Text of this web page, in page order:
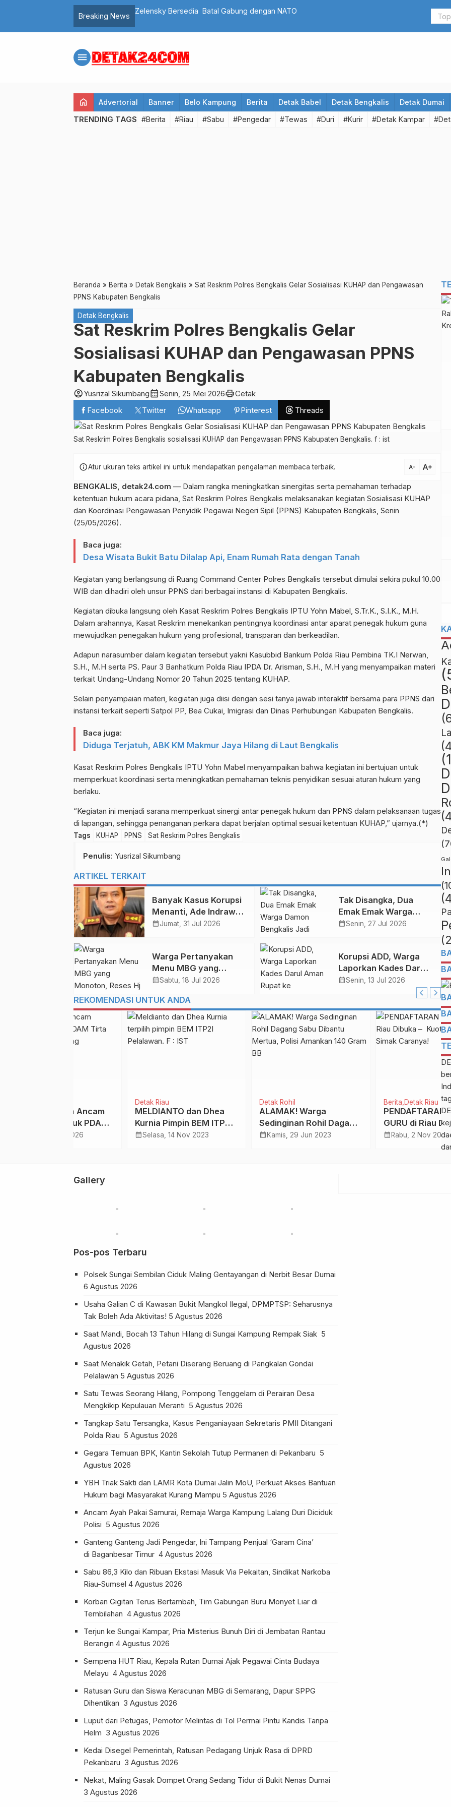
Breaking News
Zelensky Bersedia Batal Gabung dengan NATO DUH!
menu
home Advertorial Banner Belo Kampung Berita Detak Babel Detak Bengkalis Detak Dumai
TRENDING TAGS #Berita #Riau #Sabu #Pengedar #Tewas #Duri #Kurir #Detak Kampar
Beranda » Berita » Detak Bengkalis » Sat Reskrim Polres Bengkalis Gelar Sosialisasi KUHAP dan Pengawasan
PPNS Kabupaten Bengkalis
Detak Bengkalis
Sat Reskrim Polres Bengkalis Gelar
Sosialisasi KUHAP dan Pengawasan PPNS
Kabupaten Bengkalis
account_circleYusrizal Sikumbangcalendar_monthSenin, 25 Mei 2026printCetak
Facebook
Twitter Whatsapp Pinterest Threads
Sat Reskrim Polres Bengkalis sosialisasi KUHAP dan Pengawasan PPNS Kabupaten Bengkalis. f : ist
infoAtur ukuran teks artikel ini untuk mendapatkan pengalaman membaca terbaik. text_decrease text_increase
BENGKALIS, detak24.com — Dalam rangka meningkatkan sinergitas serta pemahaman terhadap
ketentuan hukum acara pidana, Sat Reskrim Polres Bengkalis melaksanakan kegiatan Sosialisasi KUHAP
dan Koordinasi Pengawasan Penyidik Pegawai Negeri Sipil (PPNS) Kabupaten Bengkalis, Senin
(25/05/2026).
Baca juga:
Desa Wisata Bukit Batu Dilalap Api, Enam Rumah Rata dengan Tanah
Kegiatan yang berlangsung di Ruang Command Center Polres Bengkalis tersebut dimulai sekira pukul 10.00
WIB dan dihadiri oleh unsur PPNS dari berbagai instansi di Kabupaten Bengkalis.
Kegiatan dibuka langsung oleh Kasat Reskrim Polres Bengkalis IPTU Yohn Mabel, S.Tr.K., S.I.K., M.H.
Dalam arahannya, Kasat Reskrim menekankan pentingnya koordinasi antar aparat penegak hukum guna
mewujudkan penegakan hukum yang profesional, transparan dan berkeadilan.
Adapun narasumber dalam kegiatan tersebut yakni Kasubbid Bankum Polda Riau Pembina TK.I Nerwan,
S.H., M.H serta PS. Paur 3 Banhatkum Polda Riau IPDA Dr. Arisman, S.H., M.H yang menyampaikan materi
terkait Undang-Undang Nomor 20 Tahun 2025 tentang KUHAP.
Selain penyampaian materi, kegiatan juga diisi dengan sesi tanya jawab interaktif bersama para PPNS dari
instansi terkait seperti Satpol PP, Bea Cukai, Imigrasi dan Dinas Perhubungan Kabupaten Bengkalis.
Baca juga:
Diduga Terjatuh, ABK KM Makmur Jaya Hilang di Laut Bengkalis
Kasat Reskrim Polres Bengkalis IPTU Yohn Mabel menyampaikan bahwa kegiatan ini bertujuan untuk
memperkuat koordinasi serta meningkatkan pemahaman teknis penyidikan sesuai aturan hukum yang
berlaku.
“Kegiatan ini menjadi sarana memperkuat sinergi antar penegak hukum dan PPNS dalam pelaksanaan tugas
di lapangan, sehingga penanganan perkara dapat berjalan optimal sesuai ketentuan KUHAP,” ujarnya.(*)
Tags KUHAP PPNS Sat Reskrim Polres Bengkalis
Penulis: Yusrizal Sikumbang
ARTIKEL TERKAIT
Banyak Kasus Korupsi
Menanti, Ade Indrawan
Dipercaya Jabat Kajari
calendar_monthJumat, 31 Jul 2026
Tak Disangka, Dua
Emak Emak Warga
Damon Bengkalis Jadi
calendar_monthSenin, 27 Jul 2026
Warga Pertanyakan
Menu MBG yang
Monoton, Reses Hj
Alam
calendar_monthSabtu, 18 Jul 2026
Korupsi ADD, Warga
Laporkan Kades Darul
Aman Rupat ke
Inspektorat dan Polisi
calendar_monthSenin, 13 Jul 2026
REKOMENDASI UNTUK ANDA
ALAMAK! Warga
Sedinginan Rohil Dagang
Sabu Dibantu Mertua,
calendar_month Kamis, 29 Jun 2023
Detak Riau
PENDAFTARAN PPPK
GURU di Riau Dibuka –
Kuota 7.297 Orang,
calendar_month Rabu, 2 Nov 2022
Detak Pekanbaru
OTT di Riau Terkait
Proyek PUPR, KPK Sita
Sejumlah Uang dan
calendar_month Senin, 3 Nov 2025
Gallery
Pos-pos Terbaru
Polsek Sungai Sembilan Ciduk Maling Gentayangan di Nerbit Besar Dumai
6 Agustus 2026
Usaha Galian C di Kawasan Bukit Mangkol Ilegal, DPMPTSP: Seharusnya
Tak Boleh Ada Aktivitas! 5 Agustus 2026
Saat Mandi, Bocah 13 Tahun Hilang di Sungai Kampung Rempak Siak 5
Agustus 2026
Saat Menakik Getah, Petani Diserang Beruang di Pangkalan Gondai
Pelalawan 5 Agustus 2026
Satu Tewas Seorang Hilang, Pompong Tenggelam di Perairan Desa
Mengkikip Kepulauan Meranti 5 Agustus 2026
Tangkap Satu Tersangka, Kasus Penganiayaan Sekretaris PMII Ditangani
Polda Riau 5 Agustus 2026
Gegara Temuan BPK, Kantin Sekolah Tutup Permanen di Pekanbaru 5
Agustus 2026
YBH Triak Sakti dan LAMR Kota Dumai Jalin MoU, Perkuat Akses Bantuan
Hukum bagi Masyarakat Kurang Mampu 5 Agustus 2026
Ancam Ayah Pakai Samurai, Remaja Warga Kampung Lalang Duri Diciduk
Polisi 5 Agustus 2026
Ganteng Ganteng Jadi Pengedar, Ini Tampang Penjual ‘Garam Cina’
di Baganbesar Timur 4 Agustus 2026
Sabu 86,3 Kilo dan Ribuan Ekstasi Masuk Via Pekaitan, Sindikat Narkoba
Riau-Sumsel 4 Agustus 2026
Korban Gigitan Terus Bertambah, Tim Gabungan Buru Monyet Liar di
Tembilahan 4 Agustus 2026
Terjun ke Sungai Kampar, Pria Misterius Bunuh Diri di Jembatan Rantau
Berangin 4 Agustus 2026
Sempena HUT Riau, Kepala Rutan Dumai Ajak Pegawai Cinta Budaya
Melayu 4 Agustus 2026
Ratusan Guru dan Siswa Keracunan MBG di Semarang, Dapur SPPG
Dihentikan 3 Agustus 2026
Luput dari Petugas, Pemotor Melintas di Tol Permai Pintu Kandis Tanpa
Helm 3 Agustus 2026
Kedai Disegel Pemerintah, Ratusan Pedagang Unjuk Rasa di DPRD
Pekanbaru 3 Agustus 2026
Nekat, Maling Gasak Dompet Orang Sedang Tidur di Bukit Nenas Dumai
3 Agustus 2026